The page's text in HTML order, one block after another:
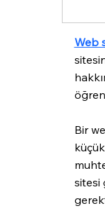
Web
Bir
sitesi